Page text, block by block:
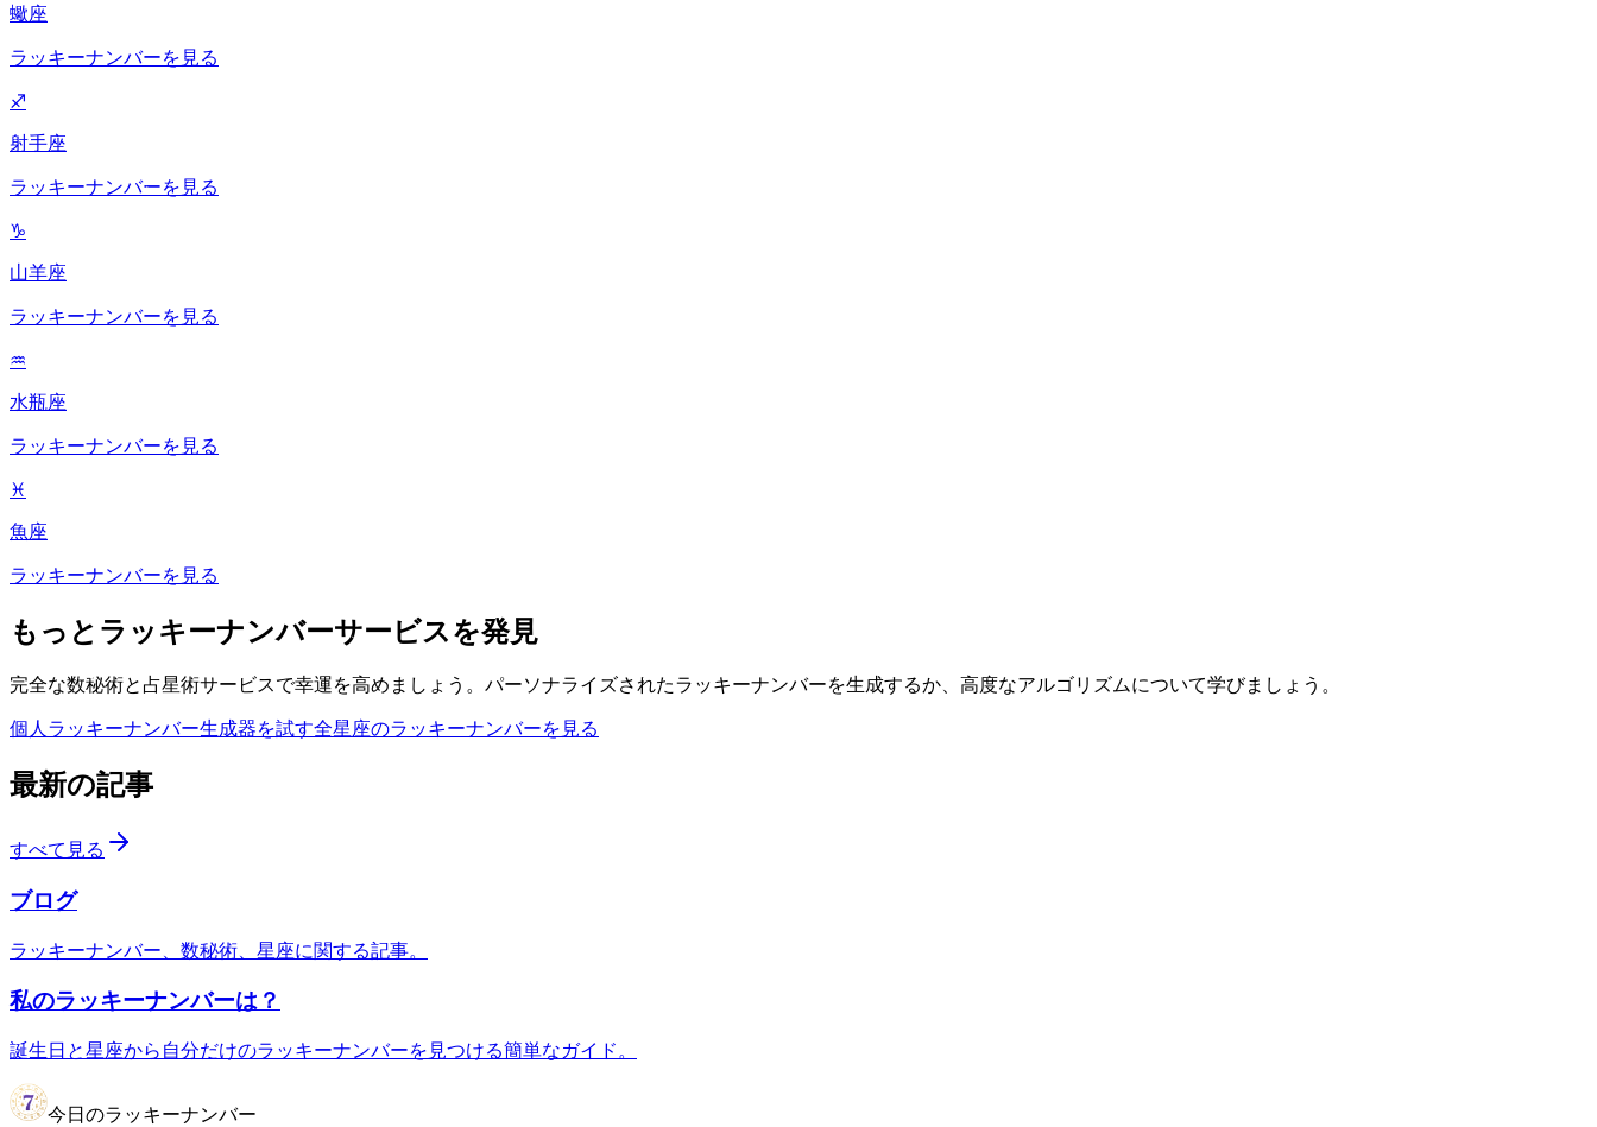
蠍座
ラッキーナンバーを見る
♐
射手座
ラッキーナンバーを見る
♑
山羊座
ラッキーナンバーを見る
♒
水瓶座
ラッキーナンバーを見る
♓
魚座
ラッキーナンバーを見る
もっとラッキーナンバーサービスを発見
完全な数秘術と占星術サービスで幸運を高めましょう。パーソナライズされたラッキーナンバーを生成するか、高度なアルゴリズムについて学びましょう。
個人ラッキーナンバー生成器を試す全星座のラッキーナンバーを見る
最新の記事
すべて見る
ブログ
ラッキーナンバー、数秘術、星座に関する記事。
私のラッキーナンバーは？
誕生日と星座から自分だけのラッキーナンバーを見つける簡単なガイド。
今日のラッキーナンバー